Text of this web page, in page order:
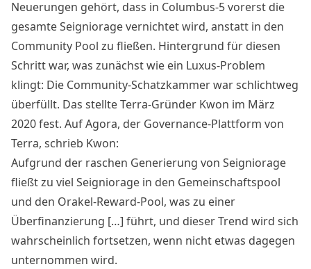
Neuerungen gehört, dass in Columbus-5 vorerst die
gesamte Seigniorage vernichtet wird, anstatt in den
Community Pool zu fließen. Hintergrund für diesen
Schritt war, was zunächst wie ein Luxus-Problem
klingt: Die Community-Schatzkammer war schlichtweg
überfüllt. Das stellte Terra-Gründer Kwon im März
2020 fest. Auf Agora, der Governance-Plattform von
Terra, schrieb Kwon:
Aufgrund der raschen Generierung von Seigniorage
fließt zu viel Seigniorage in den Gemeinschaftspool
und den Orakel-Reward-Pool, was zu einer
Überfinanzierung […] führt, und dieser Trend wird sich
wahrscheinlich fortsetzen, wenn nicht etwas dagegen
unternommen wird.